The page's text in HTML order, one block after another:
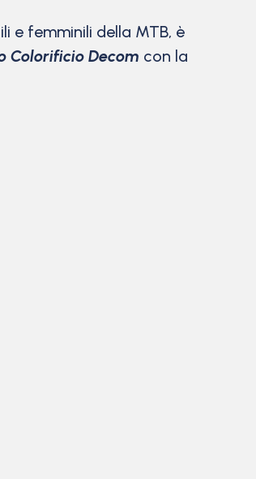
e femminili della MTB, è
Colorificio Decom con la